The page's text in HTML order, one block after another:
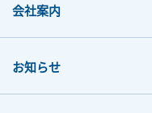
会社案内
お知らせ